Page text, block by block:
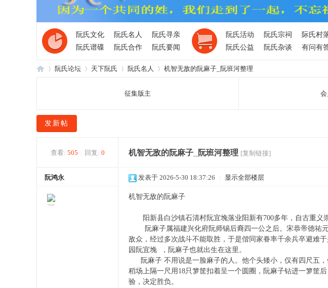
阮氏文化 阮氏名人
阮氏寻亲
阮氏谱碟
阮氏合作 阮氏要闻
阮氏活动 阮氏宗祠
际氏村
阮氏公益
阮氏杂谈 有问有
阮氏论坛 天下阮氏 阮氏名人 机智无敌的阮麻子_阮班河整理
征集版主
发新帖
查看: 505 回复: 0 机智无敌的阮麻子_阮班河整理 [复制链接]
阮鸿永 发表于 2026-5-30 18:37:26 显示全部楼层
机智无敌的阮麻子
阳新县白沙镇石清村阮宜堍落业阳新有700多年，自古重义
阮麻子属福建兴化府阮师锡后裔四一公之后。宋恭帝德祐元
敌众，经过多次战斗不能取胜，于是偕同家眷率千余兵卒避难
园阮宜堍 ，阮麻子也就出生在这里。
阮麻子 不用说是一脸麻子的人。他个头矮小，仅有四尺五，
稻场上隔一尺用18只箩筐扣着呈一个圆圈，阮麻子钻进一箩筐
验，决定胜负。